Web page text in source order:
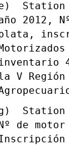
Station
2012,
Motorizados
V
Station
Nº de